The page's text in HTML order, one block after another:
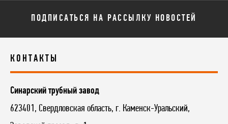
ПОДПИСАТЬСЯ НА РАССЫЛКУ НОВОСТЕЙ
КОНТАКТЫ
Синарский трубный завод
623401, Свердловская область, г. Каменск-Уральский,